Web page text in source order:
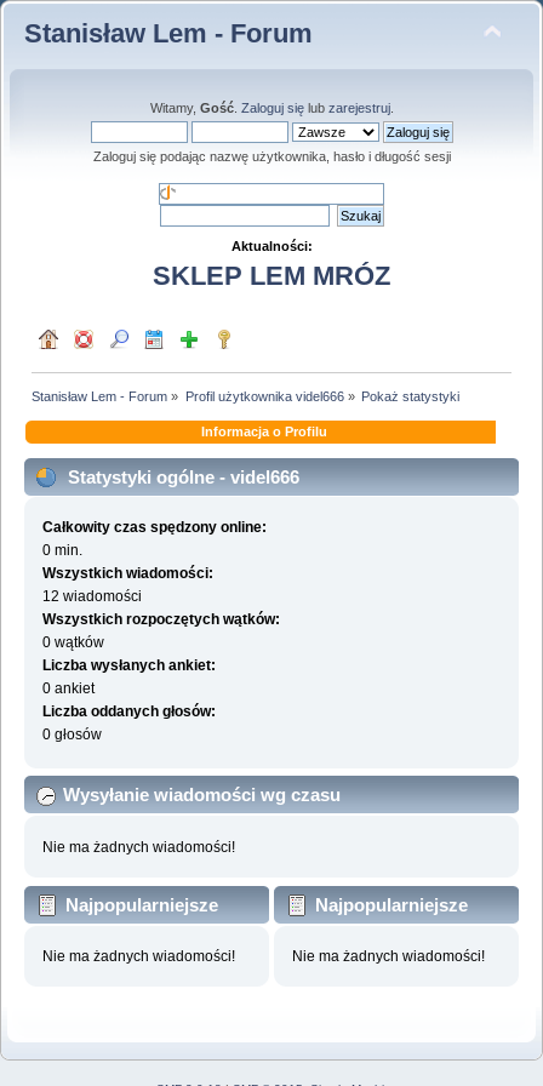
Stanisław Lem - Forum
Witamy, Gość. Zaloguj sięlub zarejestruj.
Zaloguj się podając nazwę użytkownika, hasło i długość sesji
Aktualności:
SKLEP LEM MRÓZ
Stanisław Lem - Forum » Profil użytkownika videl666» Pokaż statystyki
Informacja o Profilu
Statystyki ogólne - videl666
Całkowity czas spędzony online:
0 min.
Wszystkich wiadomości:
12 wiadomości
Wszystkich rozpoczętych wątków:
0 wątków
Liczba wysłanych ankiet:
0 ankiet
Liczba oddanych głosów:
0 głosów
Wysyłanie wiadomości wg czasu
Nie ma żadnych wiadomości!
Najpopularniejsze
Nie ma żadnych wiadomości!
Najpopularniejsze
Nie ma żadnych wiadomości!